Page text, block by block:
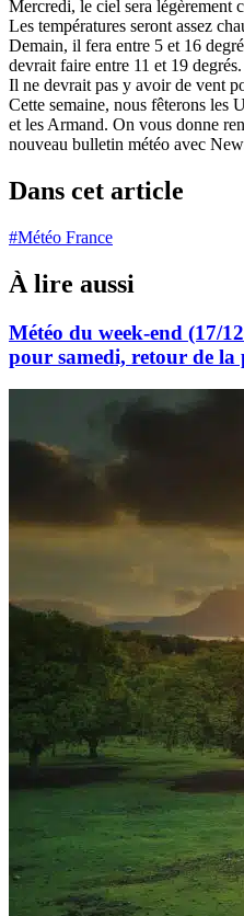
Mercredi, le ciel sera légèrement
Les températures seront assez
Demain, il fera entre 5 et 16
devrait faire entre 11 et 19 degrés.
Il ne devrait pas y avoir de vent
Cette semaine, nous fêterons
et les Armand. On vous donne
nouveau bulletin météo avec
Dans cet article
#Météo France
À lire aussi
Météo du week-end (17/
pour samedi, retour de la